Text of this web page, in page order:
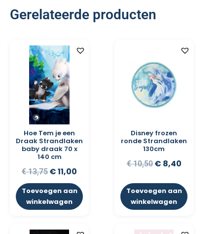
Gerelateerde producten
Hoe Tem je een
Draak Strandlaken
baby draak 70 x
140 cm
€13,75 €11,00
Toevoegen aan
winkelwagen
Disney frozen
ronde Strandlaken
130cm
€10,50 € 8,40
Toevoegen aan
winkelwagen